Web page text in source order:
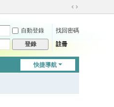
切
到
自動登錄
找回密碼
登錄 註冊
快捷導航